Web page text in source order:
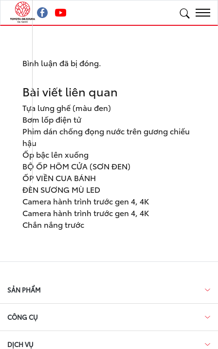
Bình luận đã bị đóng.
Bài viết liên quan
Tựa lưng ghế (màu đen)
Bơm lốp điện tử
Phim dán chống đọng nước trên gương chiếu
hậu
Ốp bậc lên xuống
BỘ ỐP HÕM CỬA (SƠN ĐEN)
ỐP VIỀN CUA BÁNH
ĐÈN SƯƠNG MÙ LED
Camera hành trình trước gen 4, 4K
Camera hành trình trước gen 4, 4K
Chắn nắng trước
SẢN PHẨM
CÔNG CỤ
DỊCH VỤ